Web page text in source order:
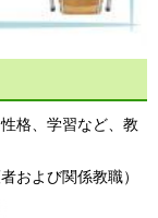
格、学習など、教
および関係教職）